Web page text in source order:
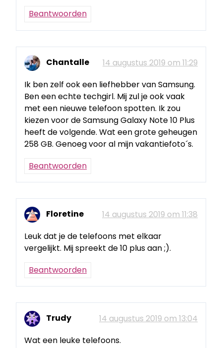
Beantwoorden
Chantalle
14 augustus 2019 om 11:29
Ik ben zelf ook een liefhebber van Samsung.
Ben een echte techgirl. Mij zul je ook vaak
met een nieuwe telefoon spotten. Ik zou
kiezen voor de Samsung Galaxy Note 10 Plus
heeft de volgende. Wat een grote geheugen
258 GB. Genoeg voor al mijn vakantiefoto´s.
Beantwoorden
Floretine
14 augustus 2019 om 11:38
Leuk dat je de telefoons met elkaar
vergelijkt. Mij spreekt de 10 plus aan ;).
Beantwoorden
Trudy
14 augustus 2019 om 13:04
Wat een leuke telefoons.